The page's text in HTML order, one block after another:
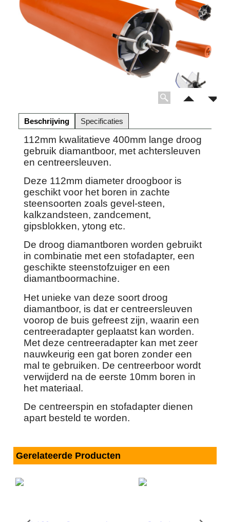
Beschrijving Specificaties
112mm kwalitatieve 400mm lange droog
gebruik diamantboor, met achtersleuven
en centreersleuven.
Deze 112mm diameter droogboor is
geschikt voor het boren in zachte
steensoorten zoals gevel-steen,
kalkzandsteen, zandcement,
gipsblokken, ytong etc.
De droog diamantboren worden gebruikt
in combinatie met een stofadapter, een
geschikte steenstofzuiger en een
diamantboormachine.
Het unieke van deze soort droog
diamantboor, is dat er centreersleuven
voorop de buis gefreest zijn, waarin een
centreeradapter geplaatst kan worden.
Met deze centreeradapter kan met zeer
nauwkeurig een gat boren zonder een
mal te gebruiken. De centreerboor wordt
verwijderd na de eerste 10mm boren in
het materiaal.
De centreerspin en stofadapter dienen
apart besteld te worden.
Gerelateerde Producten